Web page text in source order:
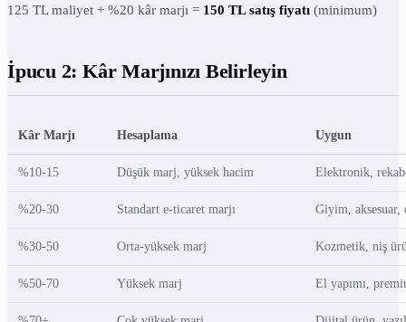
125 TL maliyet + %20 kâr marjı = 150 TL satış fiyatı (minimum)
İpucu 2: Kâr Marjınızı Belirleyin
Kâr Marjı Hesaplama Uygun
%10-15 Düşük marj, yüksek hacim Elektronik,
%20-30 Standart e-ticaret marjı Giyim, aksesuar,
%30-50 Orta-yüksek marj Kozmetik, niş
%50-70 Yüksek marj El yapımı,